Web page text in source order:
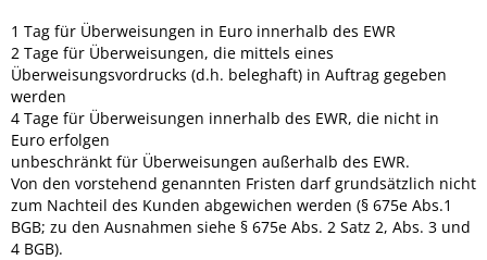
1 Tag für Überweisungen in Euro innerhalb des EWR
2 Tage für Überweisungen, die mittels eines
Überweisungsvordrucks (d.h. beleghaft) in Auftrag gegeben
werden
4 Tage für Überweisungen innerhalb des EWR, die nicht in
Euro erfolgen
unbeschränkt für Überweisungen außerhalb des EWR.
Von den vorstehend genannten Fristen darf grundsätzlich nicht
zum Nachteil des Kunden abgewichen werden (§ 675e Abs.1
BGB; zu den Ausnahmen siehe § 675e Abs. 2 Satz 2, Abs. 3 und
4 BGB).